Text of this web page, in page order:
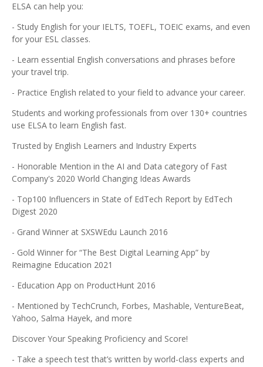
ELSA can help you:
- Study English for your IELTS, TOEFL, TOEIC exams, and even
for your ESL classes.
- Learn essential English conversations and phrases before
your travel trip.
- Practice English related to your field to advance your career.
Students and working professionals from over 130+ countries
use ELSA to learn English fast.
Trusted by English Learners and Industry Experts
- Honorable Mention in the AI and Data category of Fast
Company's 2020 World Changing Ideas Awards
- Top100 Influencers in State of EdTech Report by EdTech
Digest 2020
- Grand Winner at SXSWEdu Launch 2016
- Gold Winner for “The Best Digital Learning App” by
Reimagine Education 2021
- Education App on ProductHunt 2016
- Mentioned by TechCrunch, Forbes, Mashable, VentureBeat,
Yahoo, Salma Hayek, and more
Discover Your Speaking Proficiency and Score!
- Take a speech test that’s written by world-class experts and